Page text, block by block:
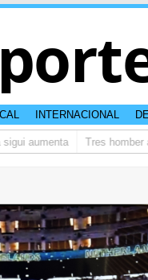
INTERNACIONAL
aumenta Tres homber